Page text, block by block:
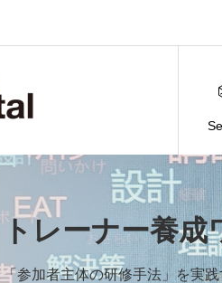
トレーナー養成
「参加者主体の研修手法」を実